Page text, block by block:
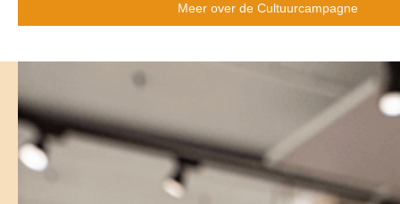
Meer over de Cultuurcampagne